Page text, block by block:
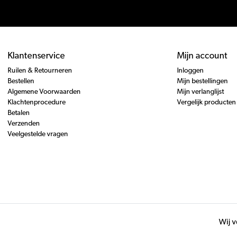
Klantenservice
Ruilen & Retourneren
Bestellen
Algemene Voorwaarden
Klachtenprocedure
Betalen
Verzenden
Veelgestelde vragen
Mijn account
Inloggen
Mijn bestellingen
Mijn verlanglijst
Vergelijk producten
Wij